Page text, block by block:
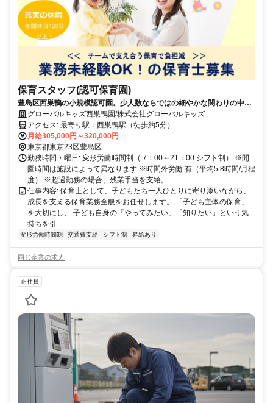
保育スタッフ(認可保育園)
豊島区西巣鴨の小規模認可園。少人数ならではの細やかな関わりの中
で、様々なスキを見つけ、子どもと大人が共に育ちあう「共育」の保育
を大切にしています。
グローバルキッズ西巣鴨園/株式会社グローバルキッズ
アクセス: 最寄り駅：西巣鴨駅（徒歩約5分）
月給305,000円～320,000円
東京都東京23区豊島区
勤務時間・曜日: 変形労働時間制（ 7：00～21：00 シフト制） ※開
園時間は施設によって異なります ※時間外労働 有（平均5.8時間/月程
度） ※超過勤務の場合、残業手当を支給。
仕事内容: 保育士として、子どもたち一人ひとりに寄り添いながら、
成長を支える保育業務全般をお任せします。 「子ども主体の保育」
を大切にし、 子ども自身の「やってみたい」「知りたい」という気
持ちを引...
変形労働時間制 交通費支給 シフト制 昇給あり
同じ企業の求人
正社員